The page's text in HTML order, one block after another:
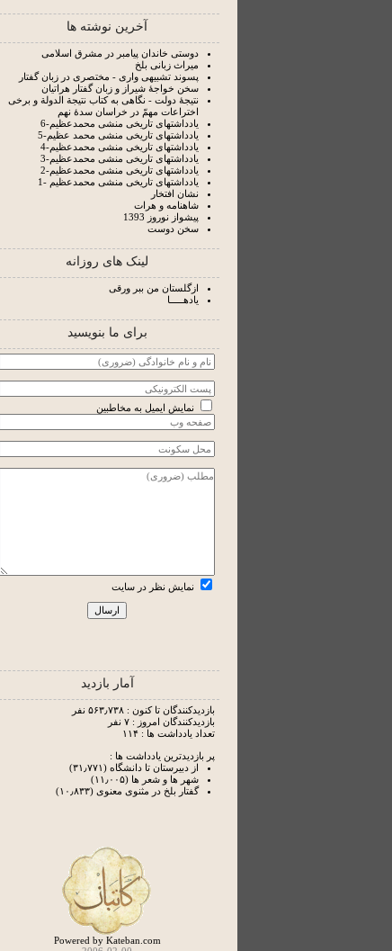
آخرین نوشته ها
دوستی خاندان پیامبر در مشرق اسلامی
میراث زبانی بلخ
پسوند تشبیهی واری - مختصری در زبان گفتار
سخن خواجۀ شیراز و زبان گفتار هراتیان
نتيجۀ دولت - نگاهى به كتاب نتيجة الدولة و برخی
اختراعات مهمّ در خراسان سدۀ نهم
یادداشتهای تاریخی منشی محمدعظیم-6
یادداشتهای تاریخی منشی محمد عظیم-5
یادداشتهای تاریخی منشی محمدعظیم-4
یادداشتهای تاریخی منشی محمدعظیم-3
یادداشتهای تاریخی منشی محمدعظیم-2
یادداشتهای تاریخی منشی محمدعظیم -1
نشان افتخار
شاهنامه و هرات
پیشواز نوروز 1393
سخن دوست
لینک های روزانه
ازگلستان من ببر ورقی
یادهـــــا
برای ما بنویسید
نمایش ایمیل به مخاطبین
نمایش نظر در سایت
آمار بازدید
بازدیدکنندگان تا کنون : ۵۶۳٫۷۳۸ نفر
بازدیدکنندگان امروز : ۷ نفر
تعداد یادداشت ها : ۱۱۴
پر بازدیدترین یادداشت ها :
از دبیرستان تا دانشگاه (۳۱٫۷۷۱)
شهر ها و شعر ها (۱۱٫۰۰۵)
گفتار بلخ در مثنوی معنوی (۱۰٫۸۳۳)
Powered by Kateban.com